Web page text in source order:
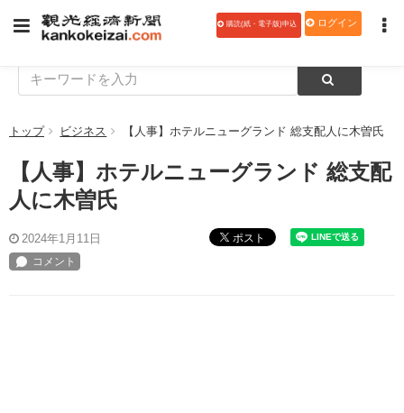
購読(紙・電子版)申込 ログイン
トップ ビジネス 【人事】ホテルニューグランド 総支配人に木曽氏
【人事】ホテルニューグランド 総支配
人に木曽氏
2024年1月11日 ポスト